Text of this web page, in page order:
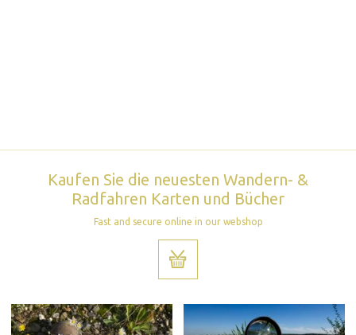
Kaufen Sie die neuesten Wandern- &
Radfahren Karten und Bücher
Fast and secure online in our webshop